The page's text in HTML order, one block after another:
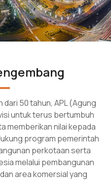
50 tahun, APL (Agung
untuk terus bertumbuh
memberikan nilai kepada
program pemerintah
perkotaan serta
melalui pembangunan
area komersial yang